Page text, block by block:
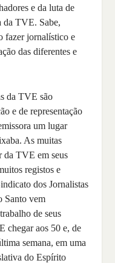
e da luta de
da TVE. Sabe,
fazer jornalístico e
das diferentes e
da TVE são
e de representação
um lugar
As muitas
da TVE em seus
registos e
dos Jornalistas
Santo vem
de seus
chegar aos 50 e, de
semana, em uma
do Espírito